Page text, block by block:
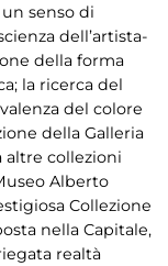
senso di
dell’artista-
della forma
la ricerca del
del colore
della Galleria
altre collezioni
Alberto
Collezione
nella Capitale,
realtà